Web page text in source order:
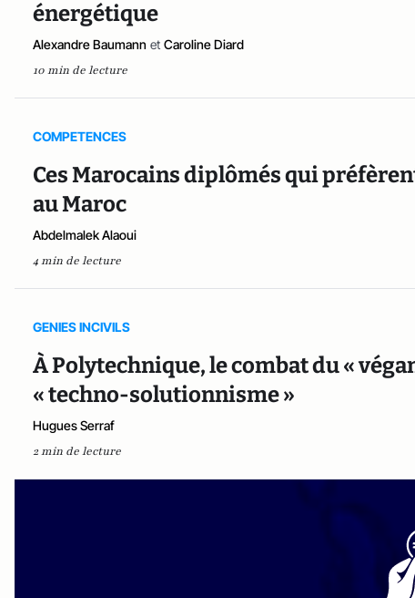
énergétique
Alexandre Baumann et Caroline Diard
10 min de lecture
COMPETENCES
Ces Marocains diplômés qui
au Maroc
Abdelmalek Alaoui
4 min de lecture
GENIES INCIVILS
À Polytechnique, le combat du «
« techno-solutionnisme »
Hugues Serraf
2 min de lecture